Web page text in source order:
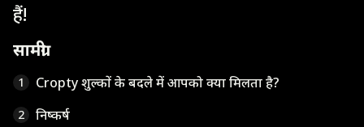
हैं!
सामग्री
1 Cropty शुल्कों के बदले में आपको क्या मिलता है?
2 निष्कर्ष